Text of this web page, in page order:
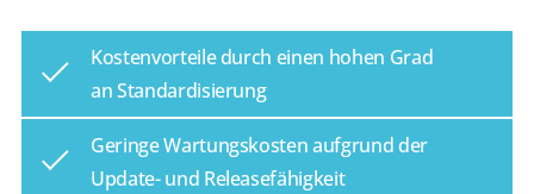
Kostenvorteile durch einen hohen Grad
an Standardisierung
Geringe Wartungskosten aufgrund der
Update- und Releasefähigkeit